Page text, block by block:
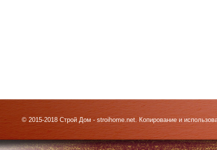
© 2015-2018 Строй Дом - stroihome.net. Копирование и